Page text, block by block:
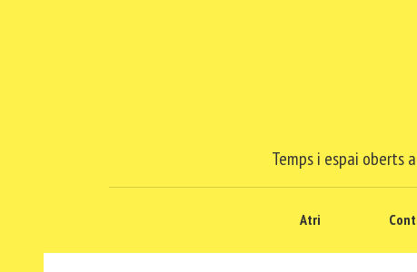
Temps i espai oberts
Atri